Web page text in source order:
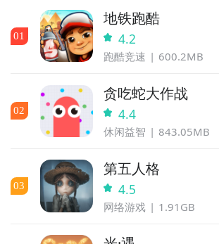
01
地铁跑酷
4.2
跑酷竞速 600.2MB
02
贪吃蛇大作战
4.4
休闲益智 843.05MB
03
第五人格
4.5
网络游戏 1.91GB